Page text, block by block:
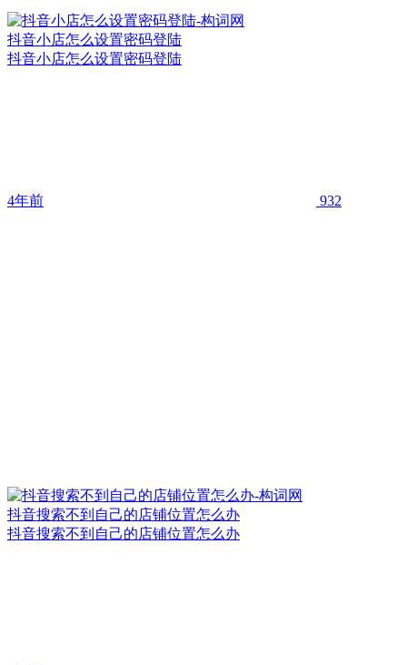
抖音小店怎么设置密码登陆
抖音小店怎么设置密码登陆
4年前 932
抖音搜索不到自己的店铺位置怎么办
抖音搜索不到自己的店铺位置怎么办